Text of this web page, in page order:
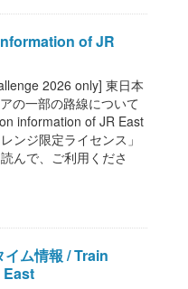
of JR
2026 only] 東日本
の一部の路線について
information of JR East
ンジ限定ライセンス」
んで、ご利用くださ
ム情報 / Train